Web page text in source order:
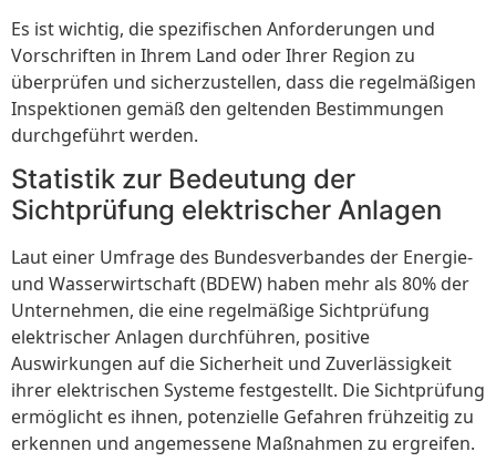
Es ist wichtig, die spezifischen Anforderungen und
Vorschriften in Ihrem Land oder Ihrer Region zu
überprüfen und sicherzustellen, dass die regelmäßigen
Inspektionen gemäß den geltenden Bestimmungen
durchgeführt werden.
Statistik zur Bedeutung der
Sichtprüfung elektrischer Anlagen
Laut einer Umfrage des Bundesverbandes der Energie-
und Wasserwirtschaft (BDEW) haben mehr als 80% der
Unternehmen, die eine regelmäßige Sichtprüfung
elektrischer Anlagen durchführen, positive
Auswirkungen auf die Sicherheit und Zuverlässigkeit
ihrer elektrischen Systeme festgestellt. Die Sichtprüfung
ermöglicht es ihnen, potenzielle Gefahren frühzeitig zu
erkennen und angemessene Maßnahmen zu ergreifen.